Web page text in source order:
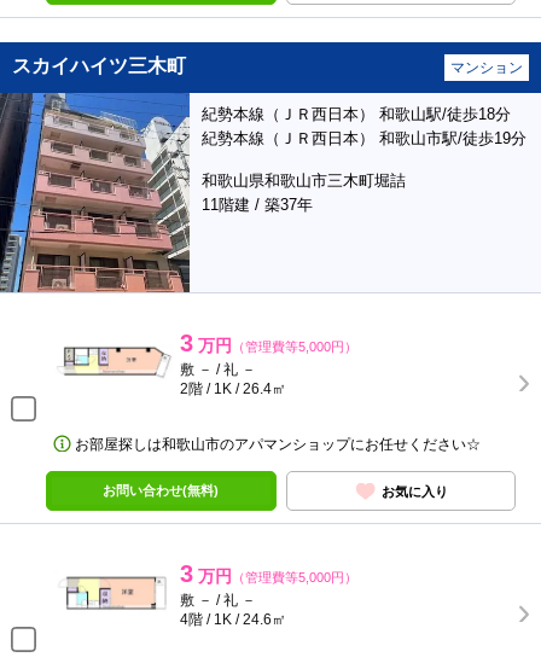
スカイハイツ三木町 マンション
紀勢本線（ＪＲ西日本） 和歌山駅/徒歩18分
紀勢本線（ＪＲ西日本） 和歌山市駅/徒歩19分
和歌山県和歌山市三木町堀詰
11階建 / 築37年
3 万円 （管理費等5,000円）
敷 － / 礼 －
2階 / 1K / 26.4㎡
お部屋探しは和歌山市のアパマンショップにお任せください☆
お問い合わせ(無料) お気に入り
3 万円 （管理費等5,000円）
敷 － / 礼 －
4階 / 1K / 24.6㎡